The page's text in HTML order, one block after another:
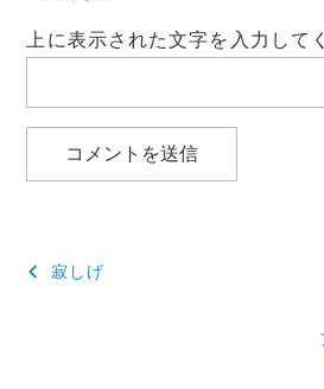
上に表示された文字を入力して
投
寂しげ